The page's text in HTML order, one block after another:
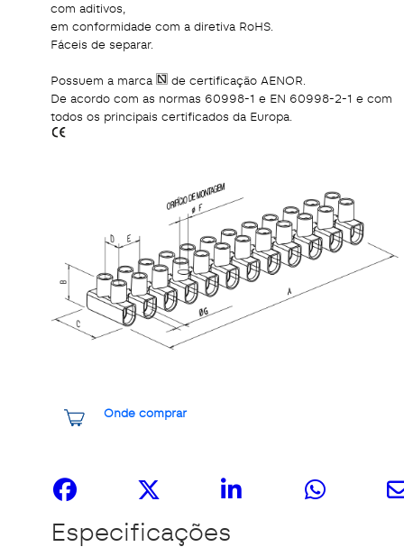
com aditivos,
em conformidade com a diretiva RoHS.
Fáceis de separar.
Possuem a marca
de certificação AENOR.
De acordo com as normas 60998-1 e EN 60998-2-1 e com
todos os principais certificados da Europa.
Onde comprar
Especificações